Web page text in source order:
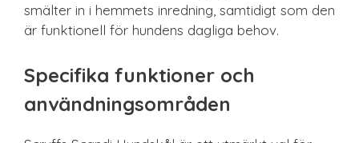
smälter in i hemmets inredning, samtidigt som den
är funktionell för hundens dagliga behov.
Specifika funktioner och
användningsområden